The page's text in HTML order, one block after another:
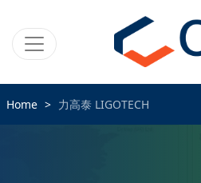
Home 力高泰 LIGOTECH